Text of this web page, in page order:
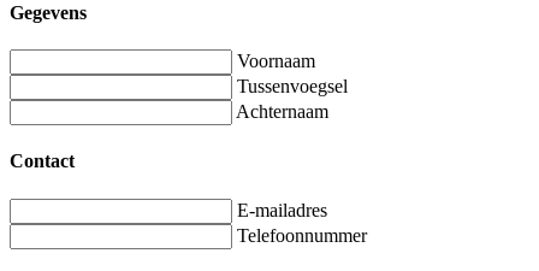
Gegevens
Voornaam
Tussenvoegsel
Achternaam
Contact
E-mailadres
Telefoonnummer